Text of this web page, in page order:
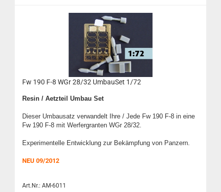
Fw 190 F-8 WGr 28/32 UmbauSet 1/72
Resin / Aetzteil Umbau Set
Dieser Umbausatz verwandelt Ihre / Jede Fw 190 F-8 in eine
Fw 190 F-8 mit Werfergranten WGr 28/32.
Experimentelle Entwicklung zur Bekämpfung von Panzern.
NEU 09/2012
Art.Nr.: AM-6011